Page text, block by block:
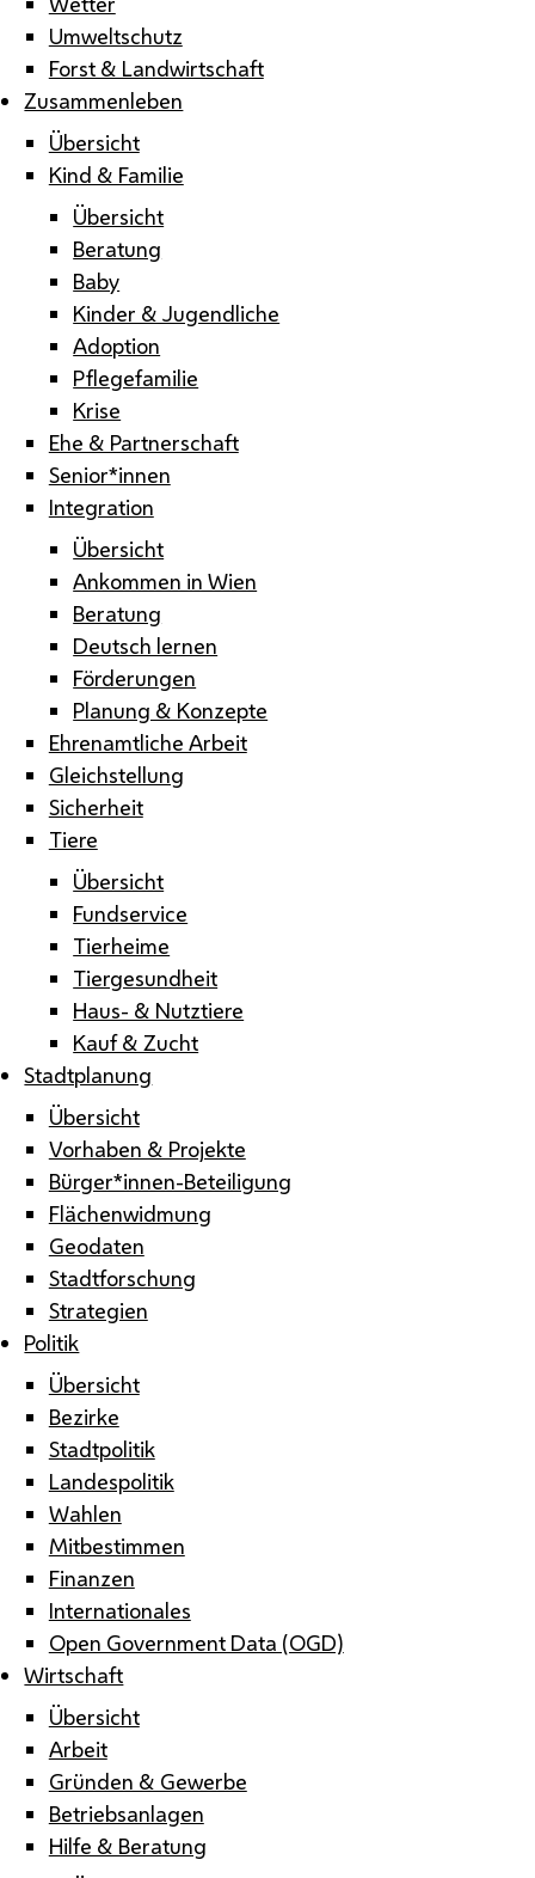
Umweltschutz
Forst & Landwirtschaft
Zusammenleben
Übersicht
Kind & Familie
Übersicht
Beratung
Baby
Kinder & Jugendliche
Adoption
Pflegefamilie
Krise
Ehe & Partnerschaft
Senior*innen
Integration
Übersicht
Ankommen in Wien
Beratung
Deutsch lernen
Förderungen
Planung & Konzepte
Ehrenamtliche Arbeit
Gleichstellung
Sicherheit
Tiere
Übersicht
Fundservice
Tierheime
Tiergesundheit
Haus- & Nutztiere
Kauf & Zucht
Stadtplanung
Übersicht
Vorhaben & Projekte
Bürger*innen-Beteiligung
Flächenwidmung
Geodaten
Stadtforschung
Strategien
Politik
Übersicht
Bezirke
Stadtpolitik
Landespolitik
Wahlen
Mitbestimmen
Finanzen
Internationales
Open Government Data (OGD)
Wirtschaft
Übersicht
Arbeit
Gründen & Gewerbe
Betriebsanlagen
Hilfe & Beratung